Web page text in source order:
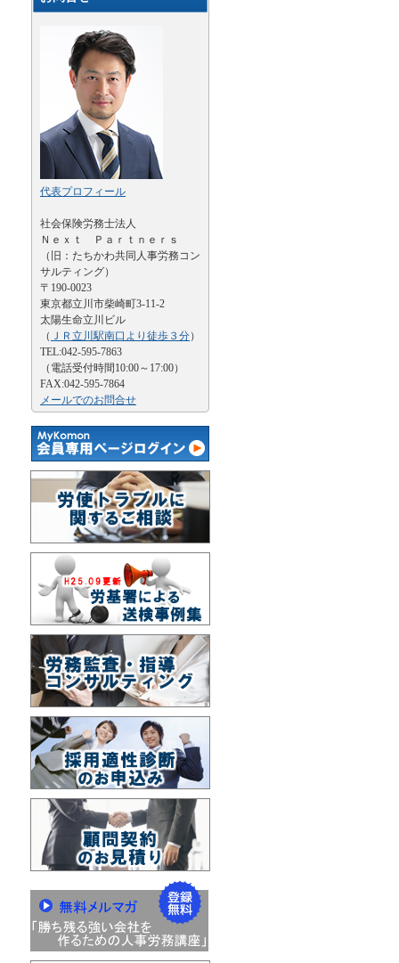
代表プロフィール
社会保険労務士法人
Ｎｅｘｔ Ｐａｒｔｎｅｒｓ
（旧：たちかわ共同人事労務コン
サルティング）
〒190-0023
東京都立川市柴崎町3-11-2
太陽生命立川ビル
（ ＪＲ立川駅南口より徒歩３分）
TEL:042-595-7863
（電話受付時間10:00～17:00）
FAX:042-595-7864
メールでのお問合せ